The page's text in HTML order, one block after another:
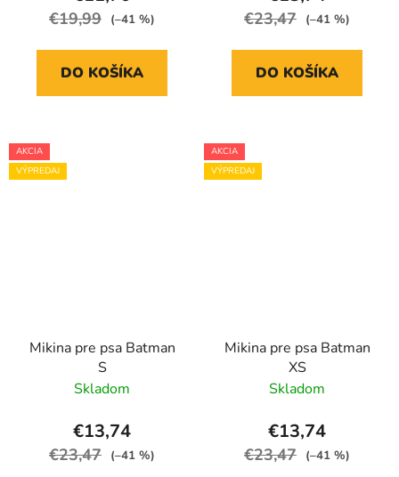
€19,99 (–41 %)
DO KOŠÍKA
€23,47 (–41 %)
DO KOŠÍKA
AKCIA
VÝPREDAJ
Mikina pre psa Batman
S
Skladom
€13,74
€23,47 (–41 %)
AKCIA
VÝPREDAJ
Mikina pre psa Batman
XS
Skladom
€13,74
€23,47 (–41 %)